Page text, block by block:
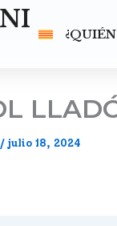
¿QUIÉN
/ julio 18, 2024